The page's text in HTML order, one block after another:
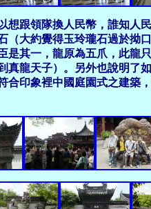
跟領隊換人民幣，誰知人
大約覺得玉玲瓏石過於拗
其一，龍原為五爪，此龍
龍天子）。另外也說明了
印象裡中國庭園式之建築